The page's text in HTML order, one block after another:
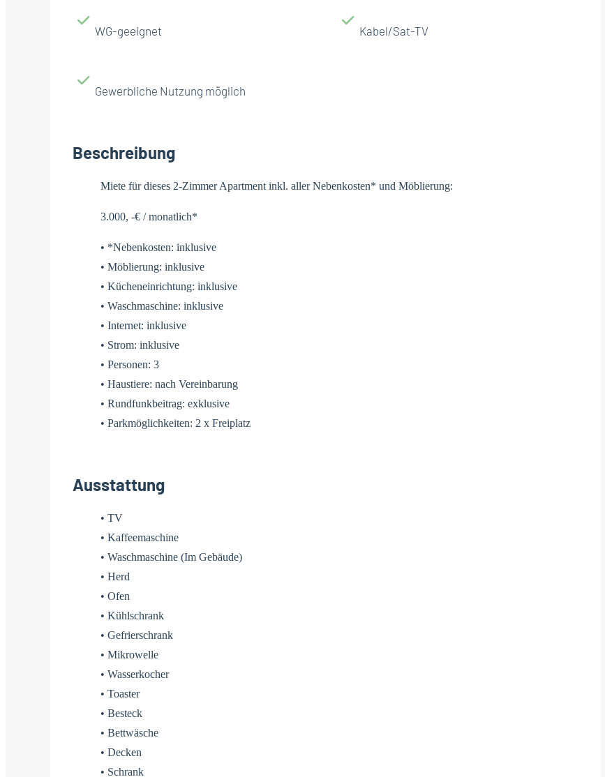
WG-geeignet Kabel/Sat-TV
Gewerbliche Nutzung möglich
Beschreibung
Miete für dieses 2-Zimmer Apartment inkl. aller Nebenkosten* und Möblierung:
3.000, -€ / monatlich*
• *Nebenkosten: inklusive
• Möblierung: inklusive
• Kücheneinrichtung: inklusive
• Waschmaschine: inklusive
• Internet: inklusive
• Strom: inklusive
• Personen: 3
• Haustiere: nach Vereinbarung
• Rundfunkbeitrag: exklusive
• Parkmöglichkeiten: 2 x Freiplatz
Ausstattung
• TV
• Kaffeemaschine
• Waschmaschine (Im Gebäude)
• Herd
• Ofen
• Kühlschrank
• Gefrierschrank
• Mikrowelle
• Wasserkocher
• Toaster
• Besteck
• Bettwäsche
• Decken
• Schrank